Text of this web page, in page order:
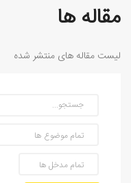
مقاله ها
لیست مقاله های منتشر شده